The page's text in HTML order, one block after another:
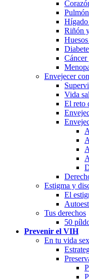
Riñón
Envejecer
Vida
El reto
Estigma y
El
Tus derechos
50
Prevenir el VIH
En tu vida